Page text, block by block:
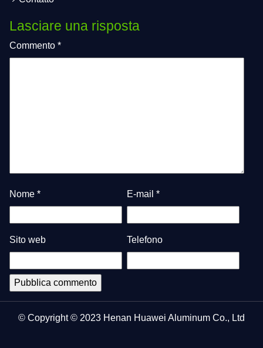
Lasciare una risposta
Commento *
Nome * E-mail *
Sito web Telefono
© Copyright © 2023 Henan Huawei Aluminum Co., Ltd